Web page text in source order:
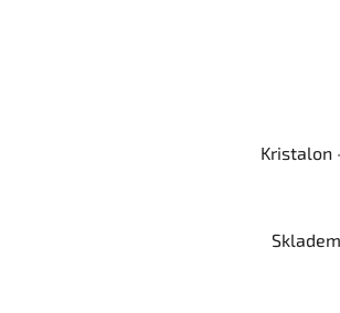
Kristalon